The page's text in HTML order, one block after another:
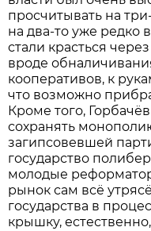
просчитывать на
на два-то уже редко
стали красться
вроде
кооперативов, к
что возможно
Кроме того,
сохранять
загипсовевшей
государство
молодые
рынок сам всё
государства в
крышку,